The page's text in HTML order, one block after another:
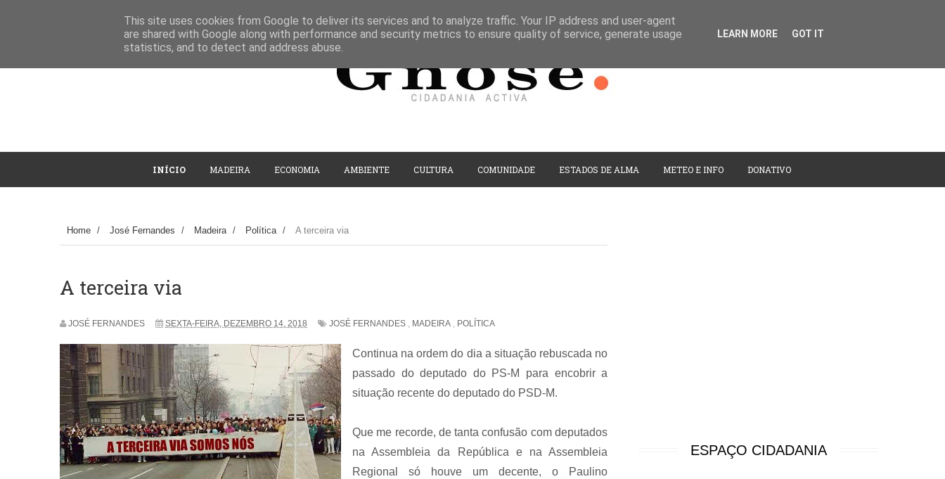
INÍCIO MADEIRA ECONOMIA AMBIENTE CULTURA COMUNIDADE ESTADOS DE ALMA METEO E INFO DONATIVO
Home / José Fernandes / Madeira / Política / A terceira via
A terceira via
JOSÉ FERNANDES SEXTA-FEIRA, DEZEMBRO 14, 2018 JOSÉ FERNANDES , MADEIRA , POLÍTICA
Continua na ordem do dia a situação rebuscada no
passado do deputado do PS-M para encobrir a
situação recente do deputado do PSD-M.
Que me recorde, de tanta confusão com deputados
na Assembleia da República e na Assembleia
Regional só houve um decente, o Paulino
ESPAÇO CIDADANIA
This site uses cookies from Google to deliver its services and to analyze traffic. Your IP address and user-agent
are shared with Google along with performance and security metrics to ensure quality of service, generate usage
statistics, and to detect and address abuse.
LEARN MORE GOT IT